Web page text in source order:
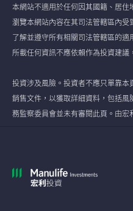
本網站不適用於任何因其國籍、居
瀏覽本網站內容在其司法管轄區內
了解並遵守所有相關司法管轄區的適
所載任何資訊不應依賴作為投資建議
投資涉及風險。投資者不應只單靠
銷售文件，以獲取詳細資料，包括
務監察委員會並未有審閱此頁。由宏